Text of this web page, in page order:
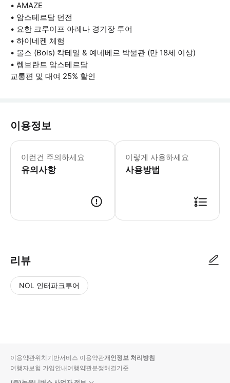
• AMAZE
• 암스테르담 던전
• 요한 크루이프 아레나 경기장 투어
• 하이네켄 체험
• 볼스 (Bols) 칵테일 & 예네베르 박물관 (만 18세 이상)
• 렘브란트 암스테르담
교통편 및 대여 25% 할인
이용정보
이런건 주의하세요
유의사항
시티 카드는 디지털 형태로 제공되며
이렇게 사용하세요
사용방법
리뷰
NOL 인터파크투어
입니
다.
순
상
이용약관위치기반서비스 이용약관개인정보 처리방침
여행자보험 가입안내여행약관분쟁해결기준